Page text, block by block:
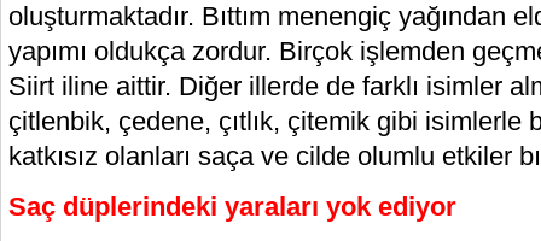
oluşturmaktadır. Bıttım menengiç yağından
yapımı oldukça zordur. Birçok işlemden
Siirt iline aittir. Diğer illerde de farklı isimler
çitlenbik, çedene, çıtlık, çitemik gibi isimlerle
katkısız olanları saça ve cilde olumlu etkiler
Saç düplerindeki yaraları yok ediyor